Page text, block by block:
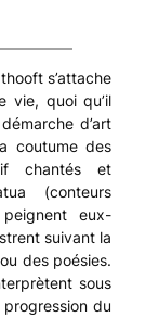
s’attache
vie, quoi qu’il
d’art
coutume des
chantés et
(conteurs
eux-
suivant la
des poésies.
sous
du